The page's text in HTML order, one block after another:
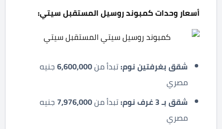
أسعار وحدات كمبوند روسيل المستقبل سيتي:
شقق بغرفتين نوم:تبدأ من6,600,000جنيه
مصري
شقق بـ 3 غرف نوم
:تبدأ من7,976,000 جنيه
مصري